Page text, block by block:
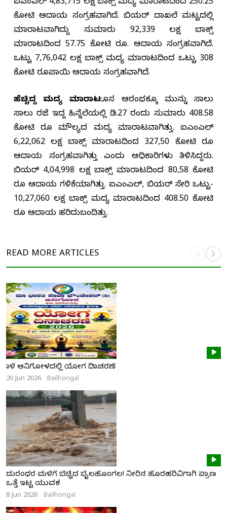
ಐಎಂಎಲ್ 4,83,715 ಲಕ್ಷ ಬಾಕ್ಸ್ ಮದ್ಯ ಮಾರಾಟದಿಂದ 250.25
ಕೋಟಿ ಆದಾಯ ಸಂಗ್ರಹವಾಗಿದೆ. ಬಿಯರ್ ದಾಖಲೆ ಮಟ್ಟದಲ್ಲಿ
ಮಾರಾಟವಾಗಿದ್ದು ಸುಮಾರು 92,339 ಲಕ್ಷ ಬಾಕ್ಸ್
ಮಾರಾಟದಿಂದ 57.75 ಕೋಟಿ ರೂ. ಆದಾಯ ಸಂಗ್ರಹವಾಗಿದೆ.
ಒಟ್ಟು 7,76,042 ಲಕ್ಷ ಬಾಕ್ಸ್ ಮದ್ಯ ಮಾರಾಟದಿಂದ ಒಟ್ಟು 308
ಕೋಟಿ ರೂಪಾಯಿ ಆದಾಯ ಸಂಗ್ರಹವಾಗಿದೆ.
ಹೆಚ್ಚಿದ್ದ ಮದ್ಯ ಮಾರಾಟ:ಹೊಸ ಆರಂಭಕ್ಕೂ ಮುನ್ನು ಸಾಲು
ಸಾಲು ರಜೆ ಇದ್ದ ಹಿನ್ನೆಲೆಯಲ್ಲಿ ಡಿ.27 ರಂದು ಸುಮಾರು 408.58
ಕೋಟಿ ರೂ ಮೌಲ್ಯದ ಮದ್ಯ ಮಾರಾಟವಾಗಿತ್ತು. ಐಎಂಎಲ್
6,22,062 ಲಕ್ಷ ಬಾಕ್ಸ್ ಮಾರಾಟದಿಂದ 327,50 ಕೋಟಿ ರೂ
ಆದಾಯ ಸಂಗ್ರಹವಾಗಿತ್ತು ಎಂದು ಅಧಿಕಾರಿಗಳು ತಿಳಿಸಿದ್ದರು.
ಬಿಯರ್ 4,04,998 ಲಕ್ಷ ಬಾಕ್ಸ್ ಮಾರಾಟದಿಂದ 80,58 ಕೋಟಿ
ರೂ ಆದಾಯ ಗಳಿಕೆಯಾಗಿತ್ತು. ಐಎಂಎಲ್, ಬಿಯರ್ ಸೇರಿ ಒಟ್ಟು-
10,27,060 ಲಕ್ಷ ಬಾಕ್ಸ್ ಮದ್ಯ ಮಾರಾಟದಿಂದ 408.50 ಕೋಟಿ
ರೂ ಆದಾಯ ಹರಿದುಬಂದಿತ್ತು.
READ MORE ARTICLES
ನಾಳೆ ಆನಿಗೋಳದಲ್ಲಿ ಯೋಗ ದಿನಾಚರಣೆ
20 Jun 2026 Bailhongal
ದುರಂಧರ ಮಳೆಗೆ ಬೆಚ್ಚಿದ ಬೈಲಹೊಂಗಲ! ನೀರಿನ ಹೊರಹರಿವಿಗಾಗಿ ಪ್ರಾಣ
ಒತ್ತೆ ಇಟ್ಟ ಯುವಕ
8 Jun 2026 Bailhongal